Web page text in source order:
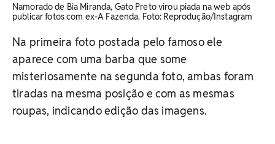
Namorado de Bia Miranda, Gato Preto virou piada na web após
publicar fotos com ex-A Fazenda. Foto: Reprodução/Instagram
Na primeira foto postada pelo famoso ele
aparece com uma barba que some
misteriosamente na segunda foto, ambas foram
tiradas na mesma posição e com as mesmas
roupas, indicando edição das imagens.